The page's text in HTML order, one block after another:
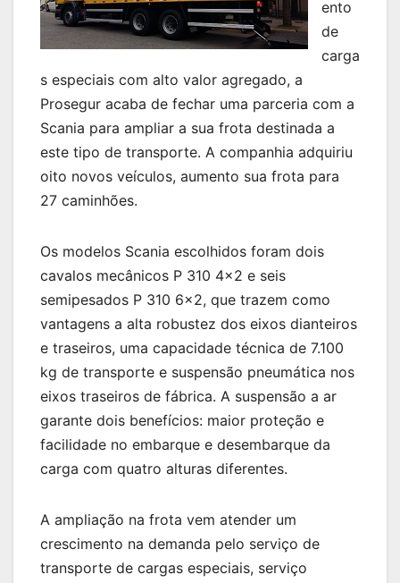
ento
de
carga
s especiais com alto valor agregado, a
Prosegur acaba de fechar uma parceria com a
Scania para ampliar a sua frota destinada a
este tipo de transporte. A companhia adquiriu
oito novos veículos, aumento sua frota para
27 caminhões.
Os modelos Scania escolhidos foram dois
cavalos mecânicos P 310 4×2 e seis
semipesados P 310 6×2, que trazem como
vantagens a alta robustez dos eixos dianteiros
e traseiros, uma capacidade técnica de 7.100
kg de transporte e suspensão pneumática nos
eixos traseiros de fábrica. A suspensão a ar
garante dois benefícios: maior proteção e
facilidade no embarque e desembarque da
carga com quatro alturas diferentes.
A ampliação na frota vem atender um
crescimento na demanda pelo serviço de
transporte de cargas especiais, serviço